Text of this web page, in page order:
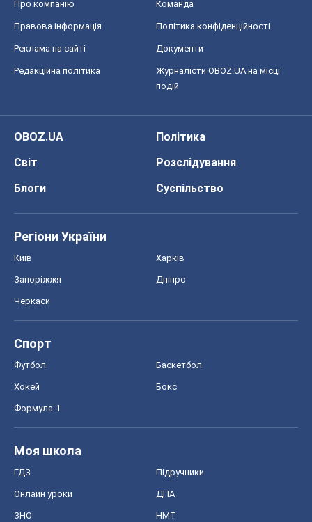
Про компанію Команда
Правова інформація Політика конфіденційності
Реклама на сайті Документи
Редакційна політика
Журналісти OBOZ.UA на місці
подій
OBOZ.UA
Політика
Світ
Розслідування
Блоги
Суспільство
Регіони України
Київ Харків
Запоріжжя Дніпро
Черкаси
Спорт
Футбол Баскетбол
Хокей Бокс
Формула-1
Моя школа
ГДЗ Підручники
Онлайн уроки ДПА
ЗНО НМТ